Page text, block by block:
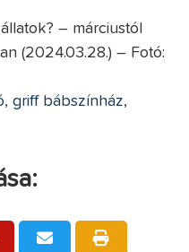
– márciustól
(2024.03.28.) – Fotó:
,griff bábszínház,